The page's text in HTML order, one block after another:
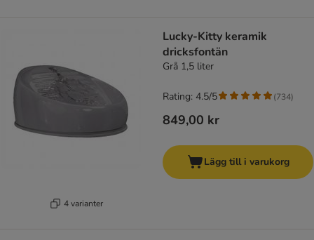
4 varianter
Lucky-Kitty keramik
dricksfontän
Grå 1,5 liter
849,00 kr
Rating: 4.5/5 (734)
Lägg till i varukorg